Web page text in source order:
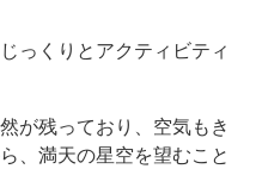
っくりとアクティビティ
が残っており、空気もき
、満天の星空を望むこと